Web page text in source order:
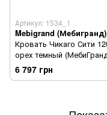
Артикул: 1534_1
Mebigrand (Мебигранд)
Кровать Чикаго Сити
орех темный
6 797 грн